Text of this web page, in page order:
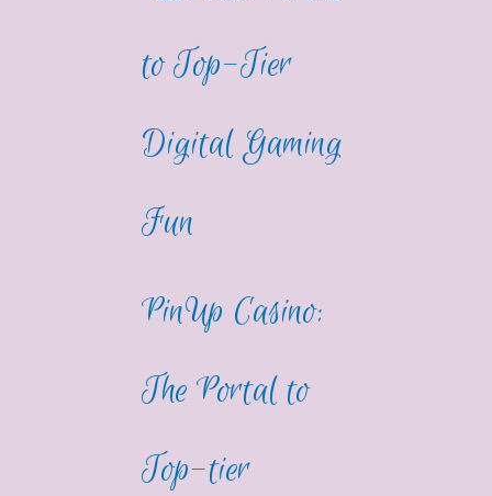
to Top-Tier
Digital Gaming
Fun
PinUp Casino:
The Portal to
Top-tier